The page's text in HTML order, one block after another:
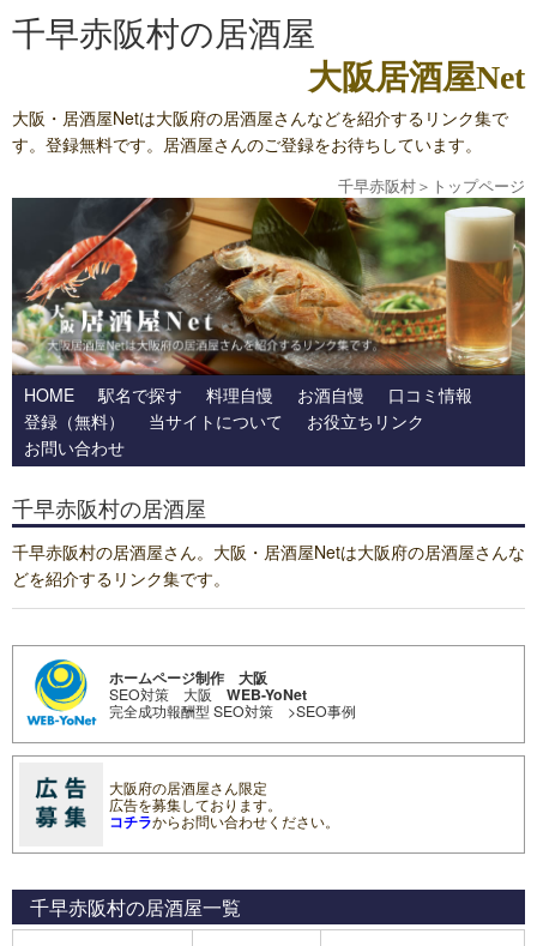
千早赤阪村の居酒屋
大阪居酒屋Net
大阪・居酒屋Netは大阪府の居酒屋さんなどを紹介するリンク集で
す。登録無料です。居酒屋さんのご登録をお待ちしています。
千早赤阪村＞ トップページ
HOME 駅名で探す 料理自慢 お酒自慢
口コミ情報
登録（無料）
当サイトについて
お役立ちリンク
お問い合わせ
千早赤阪村の居酒屋
千早赤阪村の居酒屋さん。大阪・居酒屋Netは大阪府の居酒屋さんな
どを紹介するリンク集です。
ホームページ制作 大阪
SEO対策 大阪 WEB-YoNet
完全成功報酬型 SEO対策 >SEO事例
大阪府の居酒屋さん限定
広告を募集しております。
コチラからお問い合わせください。
千早赤阪村の居酒屋一覧